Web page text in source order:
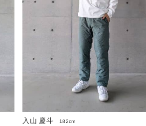
入山 慶斗
182cm